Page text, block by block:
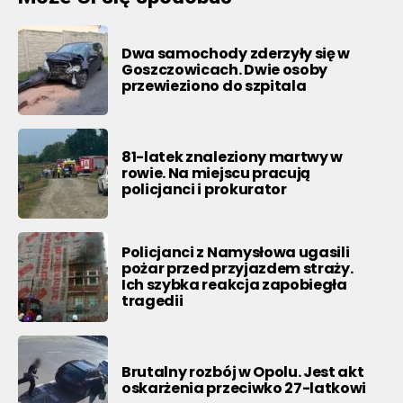
Dwa samochody zderzyły się w
Goszczowicach. Dwie osoby
przewieziono do szpitala
81-latek znaleziony martwy w
rowie. Na miejscu pracują
policjanci i prokurator
Policjanci z Namysłowa ugasili
pożar przed przyjazdem straży.
Ich szybka reakcja zapobiegła
tragedii
Brutalny rozbój w Opolu. Jest akt
oskarżenia przeciwko 27-latkowi